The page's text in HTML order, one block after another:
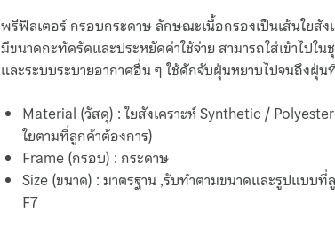
พรีฟิลเตอร์ กรอบกระดาษ ลักษณะเนื้อกรองเป็นเส้นใยสัง
มีขนาดกะทัดรัดและประหยัดค่าใช้จ่าย สามารถใส่เข้าไปใ
และระบบระบายอากาศอื่น ๆ ใช้ดักจับฝุ่นหยาบไปจนถึงฝุ่น
Material (วัสดุ) : ใยสังเคราะห์ Synthetic /
ใยตามที่ลูกค้าต้องการ)
Frame (กรอบ) : กระดาษ
Size (ขนาด) : มาตรฐาน ,รับทำตามขนาดและรูปแบบที่
F7